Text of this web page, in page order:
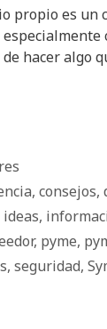
propio es un
hacer algo
, consejos,
ideas,
, pyme,
, seguridad,